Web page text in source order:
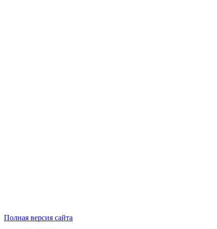
Полная версия сайта